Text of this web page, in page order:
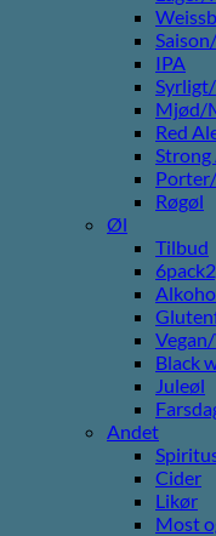
IPA
Mjød/
Red
Røgøl
Øl
Tilbud
Black
Juleøl
Andet
Cider
Likør
Most